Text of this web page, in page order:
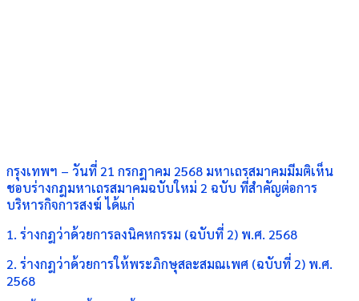
กรุงเทพฯ – วันที่ 21 กรกฎาคม 2568 มหาเถรสมาคมมีมติเห็น
ชอบร่างกฎมหาเถรสมาคมฉบับใหม่ 2 ฉบับ ที่สำคัญต่อการ
บริหารกิจการสงฆ์ ได้แก่
1. ร่างกฎว่าด้วยการลงนิคหกรรม (ฉบับที่ 2) พ.ศ. 2568
2. ร่างกฎว่าด้วยการให้พระภิกษุสละสมณเพศ (ฉบับที่ 2) พ.ศ.
2568